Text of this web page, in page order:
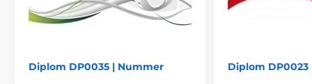
Diplom DP0035 | Nummer
Diplom